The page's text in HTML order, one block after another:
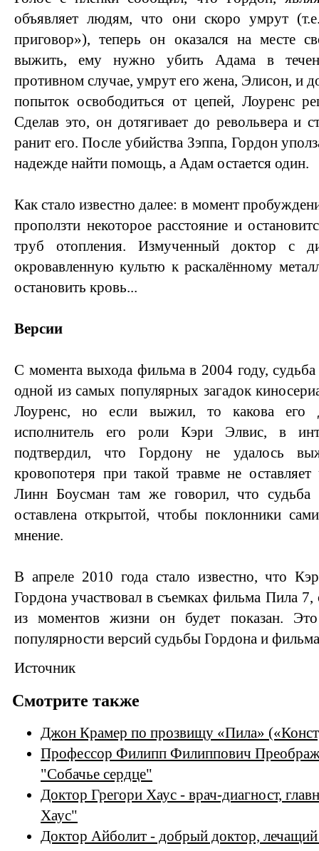
объявляет людям, что они скоро умрут
приговор»), теперь он оказался на месте
выжить, ему нужно убить Адама в
противном случае, умрут его жена, Элисон, и
попыток освободиться от цепей, Лоуренс
Сделав это, он дотягивает до револьвера и
ранит его. После убийства Зэппа, Гордон
надежде найти помощь, а Адам остается один.
Как стало известно далее: в момент
проползти некоторое расстояние и
труб отопления. Измученный доктор с
окровавленную культю к раскалённому
остановить кровь...
Версии
С момента выхода фильма в 2004 году, судьба
одной из самых популярных загадок
Лоуренс, но если выжил, то какова его
исполнитель его роли Кэри Элвис, в
подтвердил, что Гордону не удалось
кровопотеря при такой травме не
Линн Боусман там же говорил, что судьба
оставлена открытой, чтобы поклонники
мнение.
В апреле 2010 года стало известно, что
Гордона участвовал в съемках фильма Пила 7,
из моментов жизни он будет показан.
популярности версий судьбы Гордона и
Источник
Смотрите также
Джон Крамер по прозвищу «Пила»
Профессор Филипп Филиппович
"Собачье сердце"
Доктор Грегори Хаус - врач-диагност,
Хаус"
Доктор Айболит - добрый доктор,